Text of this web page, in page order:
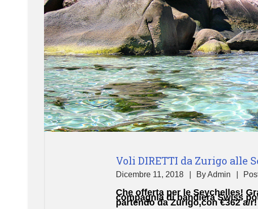
Voli DIRETTI da Zurigo alle
Dicembre 11, 2018 ByAdmin
Che offerta per le Seychelles!
compagnia di bandiera Swiss
partendo da Zurigo,con €362 a/r!